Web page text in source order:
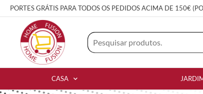
PORTES GRÁTIS PARA TODOS OS PEDIDOS ACIMA DE 150€
CASA